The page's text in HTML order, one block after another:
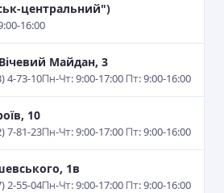
центральний")
16:00
Майдан, 3
4-73-10Пн-Чт: 9:00-17:00 Пт: 9:00-16:00
10
7-81-23Пн-Чт: 9:00-17:00 Пт: 9:00-16:00
1в
2-55-04Пн-Чт: 9:00-17:00 Пт: 9:00-16:00